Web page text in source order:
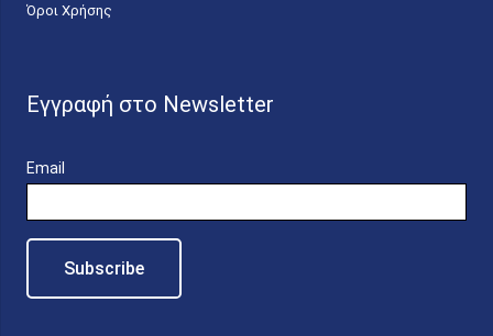
Όροι Χρήσης
Εγγραφή στο Newsletter
Email